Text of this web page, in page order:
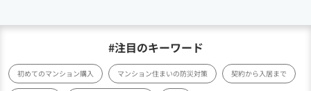
#注目のキーワード
初めてのマンション購入 マンション住まいの防災対策 契約から入居まで